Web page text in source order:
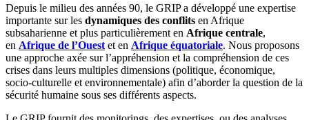
Depuis le milieu des années 90, le GRIP a développé une expertise
importante sur les dynamiques des conflits en Afrique
subsaharienne et plus particulièrement en Afrique centrale,
en Afrique de l’Ouest et en Afrique équatoriale. Nous proposons
une approche axée sur l’appréhension et la compréhension de ces
crises dans leurs multiples dimensions (politique, économique,
socio-culturelle et environnementale) afin d’aborder la question de la
sécurité humaine sous ses différents aspects.